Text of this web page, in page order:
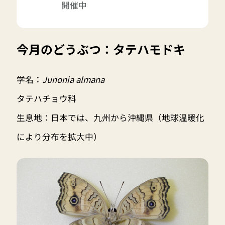
開催中
今月のどうぶつ：タテハモドキ
学名： Junonia almana
タテハチョウ科
生息地：日本では、九州から沖縄県（地球温暖化
により分布を拡大中）